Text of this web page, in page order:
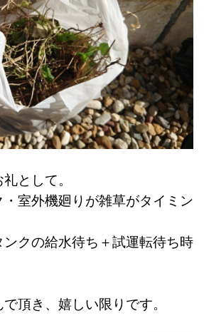
として。
・室外機廻りが雑草がタイミン
クの給水待ち＋試運転待ち時
頂き、嬉しい限りです。